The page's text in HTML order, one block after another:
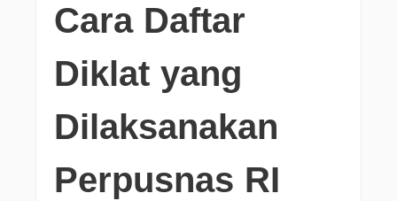
Cara Daftar
Diklat yang
Dilaksanakan
Perpusnas RI